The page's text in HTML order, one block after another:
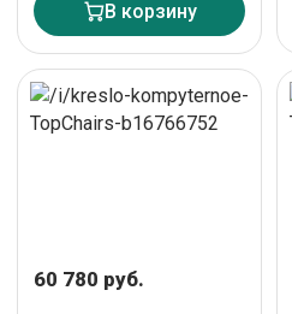
В корзину
60 780 руб.